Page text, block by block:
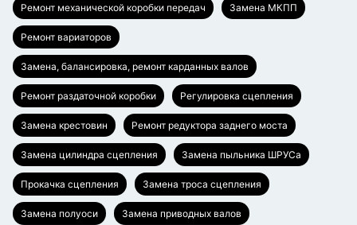
Ремонт механической коробки передач Замена МКПП
Ремонт вариаторов
Замена, балансировка, ремонт карданных валов
Ремонт раздаточной коробки Регулировка сцепления
Замена крестовин Ремонт редуктора заднего моста
Замена цилиндра сцепления Замена пыльника ШРУСа
Прокачка сцепления Замена троса сцепления
Замена полуоси Замена приводных валов